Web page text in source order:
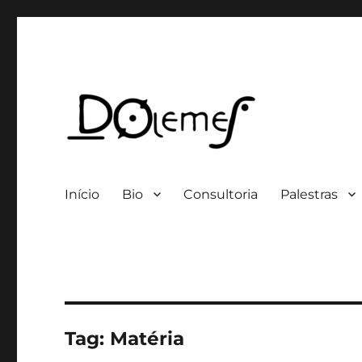
Início Bio Consultoria Palestras
Tag: Matéria